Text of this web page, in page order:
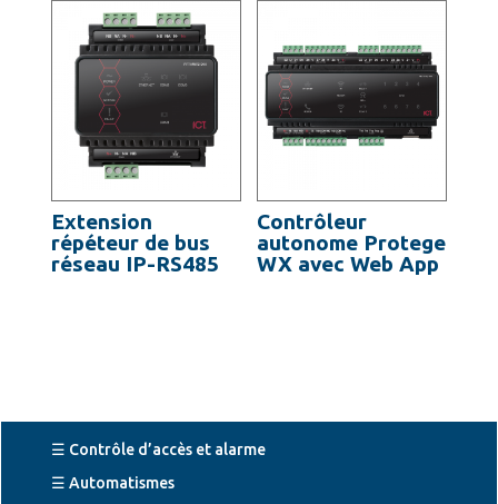
Extension
répéteur de bus
réseau IP-RS485
Contrôleur
autonome Protege
WX avec Web App
☰ Contrôle d’accès et alarme
☰ Automatismes